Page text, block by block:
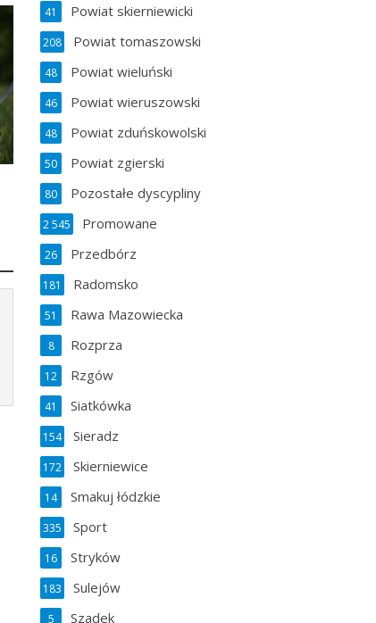
Powiat skierniewicki
41
Powiat tomaszowski
208
Powiat wieluński
48
Powiat wieruszowski
46
Powiat zduńskowolski
48
Powiat zgierski
50
Pozostałe dyscypliny
80
Promowane
2 545
Przedbórz
26
Radomsko
181
Rawa Mazowiecka
51
Rozprza
8
Rzgów
12
Siatkówka
41
Sieradz
154
Skierniewice
172
Smakuj łódzkie
14
Sport
335
Stryków
16
Sulejów
183
Szadek
5